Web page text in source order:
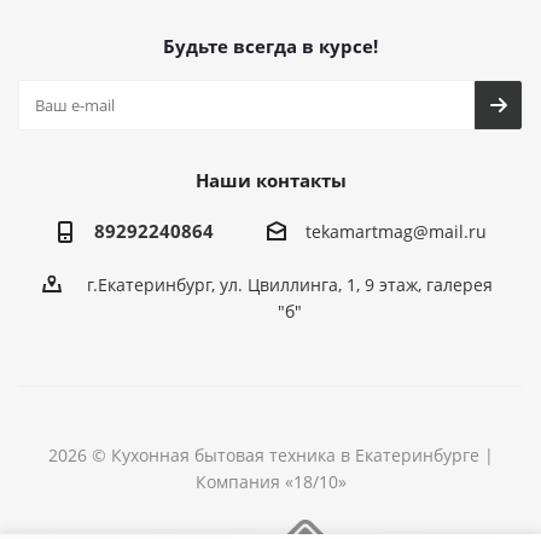
Будьте всегда в курсе!
Наши контакты
89292240864 tekamartmag@mail.ru
г.Екатеринбург, ул. Цвиллинга, 1, 9 этаж, галерея
"б"
2026 © Кухонная бытовая техника в Екатеринбурге |
Компания «18/10»